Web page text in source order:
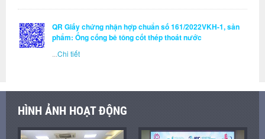
QR Giấy chứng nhận hợp chuẩn số 161/2022VKH-1, sản
phẩm: Ống cống bê tông cốt thép thoát nước
Chi tiết
HÌNH ẢNH HOẠT ĐỘNG